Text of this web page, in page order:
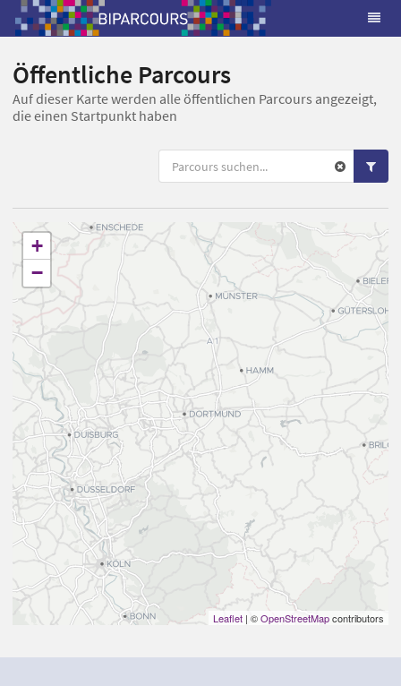
Öffentliche Parcours
Auf dieser Karte werden alle öffentlichen Parcours angezeigt,
die einen Startpunkt haben
+
−
Leaflet | ©OpenStreetMapcontributors